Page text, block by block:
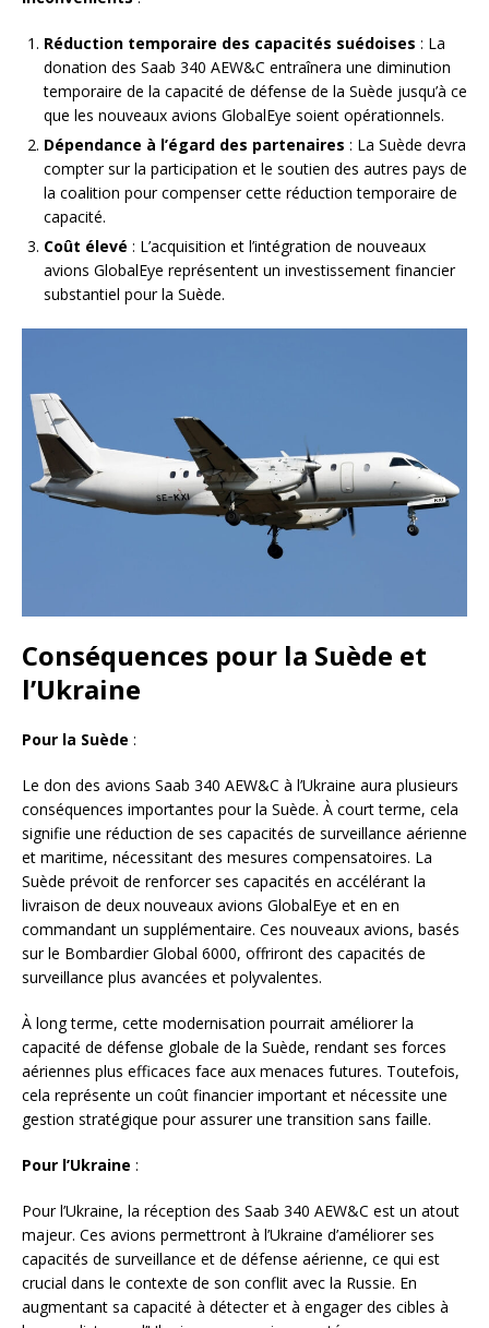
Réduction temporaire des capacités suédoises : La
donation des Saab 340 AEW&C entraînera une diminution
temporaire de la capacité de défense de la Suède jusqu’à ce
que les nouveaux avions GlobalEye soient opérationnels.
Dépendance à l’égard des partenaires : La Suède devra
compter sur la participation et le soutien des autres pays de
la coalition pour compenser cette réduction temporaire de
capacité.
Coût élevé : L’acquisition et l’intégration de nouveaux
avions GlobalEye représentent un investissement financier
substantiel pour la Suède.
Conséquences pour la Suède et
l’Ukraine
Pour la Suède :
Le don des avions Saab 340 AEW&C à l’Ukraine aura plusieurs
conséquences importantes pour la Suède. À court terme, cela
signifie une réduction de ses capacités de surveillance aérienne
et maritime, nécessitant des mesures compensatoires. La
Suède prévoit de renforcer ses capacités en accélérant la
livraison de deux nouveaux avions GlobalEye et en en
commandant un supplémentaire. Ces nouveaux avions, basés
sur le Bombardier Global 6000, offriront des capacités de
surveillance plus avancées et polyvalentes.
À long terme, cette modernisation pourrait améliorer la
capacité de défense globale de la Suède, rendant ses forces
aériennes plus efficaces face aux menaces futures. Toutefois,
cela représente un coût financier important et nécessite une
gestion stratégique pour assurer une transition sans faille.
Pour l’Ukraine :
Pour l’Ukraine, la réception des Saab 340 AEW&C est un atout
majeur. Ces avions permettront à l’Ukraine d’améliorer ses
capacités de surveillance et de défense aérienne, ce qui est
crucial dans le contexte de son conflit avec la Russie. En
augmentant sa capacité à détecter et à engager des cibles à